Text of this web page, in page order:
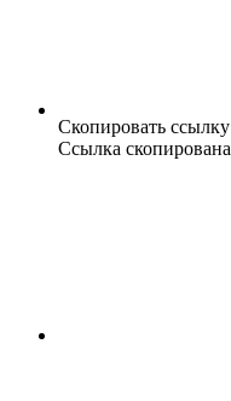
Скопировать ссылку
Ссылка скопирована